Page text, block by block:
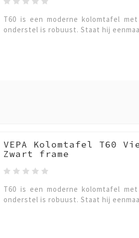
T60 is een moderne kolomtafel
onderstel is robuust. Staat hij
VEPA Kolomtafel T60
Zwart frame
T60 is een moderne kolomtafel
onderstel is robuust. Staat hij